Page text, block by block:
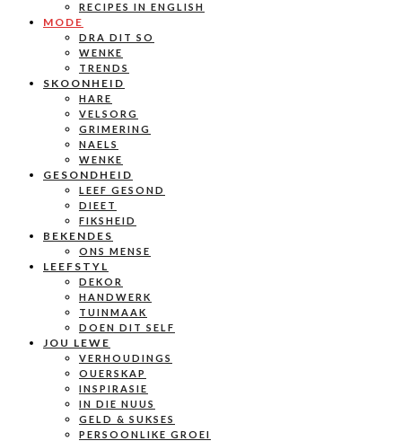
RECIPES IN ENGLISH
MODE
DRA DIT SO
WENKE
TRENDS
SKOONHEID
HARE
VELSORG
GRIMERING
NAELS
WENKE
GESONDHEID
LEEF GESOND
DIEET
FIKSHEID
BEKENDES
ONS MENSE
LEEFSTYL
DEKOR
HANDWERK
TUINMAAK
DOEN DIT SELF
JOU LEWE
VERHOUDINGS
OUERSKAP
INSPIRASIE
IN DIE NUUS
GELD & SUKSES
PERSOONLIKE GROEI